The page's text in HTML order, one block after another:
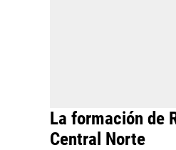
La formación de
Central Norte